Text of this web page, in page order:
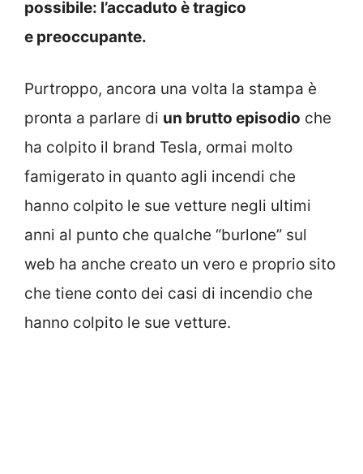
possibile: l’accaduto è tragico
e preoccupante.
Purtroppo, ancora una volta la stampa è
pronta a parlare di un brutto episodio che
ha colpito il brand Tesla, ormai molto
famigerato in quanto agli incendi che
hanno colpito le sue vetture negli ultimi
anni al punto che qualche “burlone” sul
web ha anche creato un vero e proprio sito
che tiene conto dei casi di incendio che
hanno colpito le sue vetture.